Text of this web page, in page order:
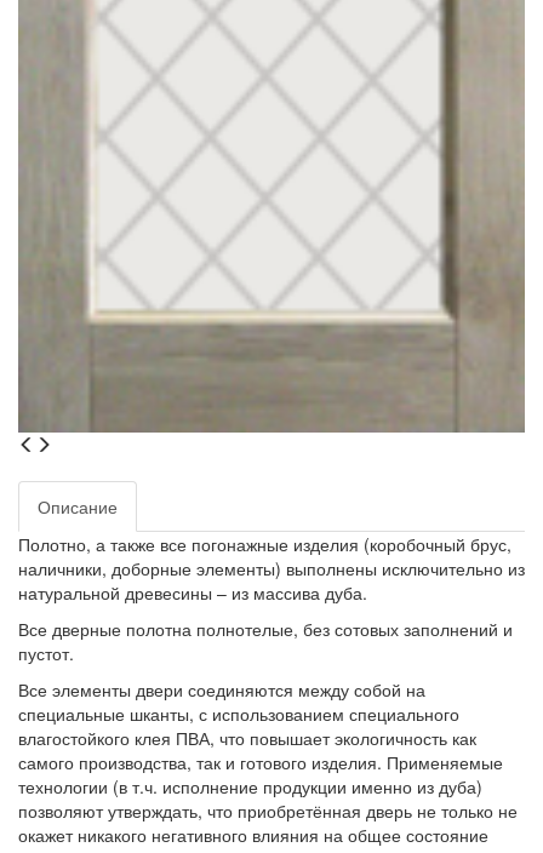
Описание
Полотно, а также все погонажные изделия (коробочный брус,
наличники, доборные элементы) выполнены исключительно из
натуральной древесины – из массива дуба.
Все дверные полотна полнотелые, без сотовых заполнений и
пустот.
Все элементы двери соединяются между собой на
специальные шканты, с использованием специального
влагостойкого клея ПВА, что повышает экологичность как
самого производства, так и готового изделия. Применяемые
технологии (в т.ч. исполнение продукции именно из дуба)
позволяют утверждать, что приобретённая дверь не только не
окажет никакого негативного влияния на общее состояние